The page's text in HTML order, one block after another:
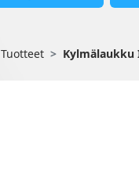
Tuotteet Kylmälaukku